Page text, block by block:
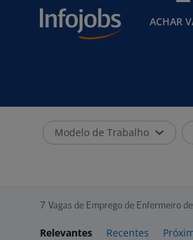
ACHAR
Modelo de Trabalho
7 Vagas de Emprego de Enfermeiro
Relevantes Recentes